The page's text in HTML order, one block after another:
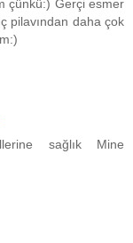
çünkü:) Gerçi esmer
pilavından daha çok
sağlık Mine